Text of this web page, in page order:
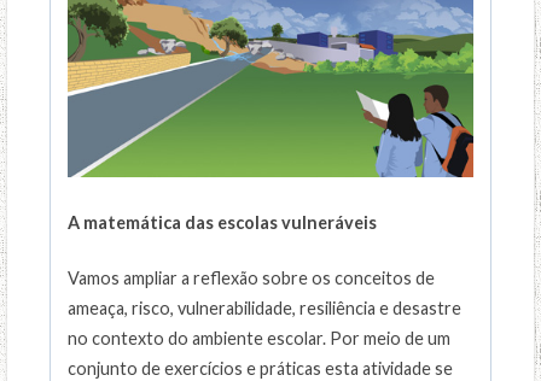
A matemática das escolas vulneráveis
Vamos ampliar a reflexão sobre os conceitos de
ameaça, risco, vulnerabilidade, resiliência e desastre
no contexto do ambiente escolar. Por meio de um
conjunto de exercícios e práticas esta atividade se